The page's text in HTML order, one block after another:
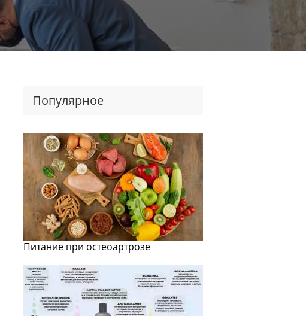
Популярное
Питание при остеоартрозе